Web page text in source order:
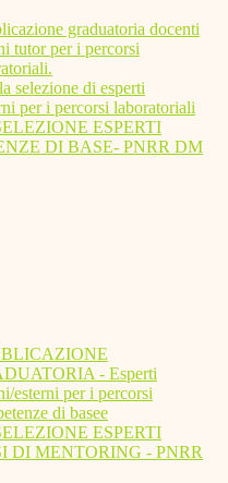
graduatoria docenti
tutor per i percorsi
selezione di esperti
per i percorsi laboratoriali
ESPERTI
DI BASE- PNRR DM
- Esperti
esterni per i percorsi
di basee
ESPERTI
DI MENTORING - PNRR